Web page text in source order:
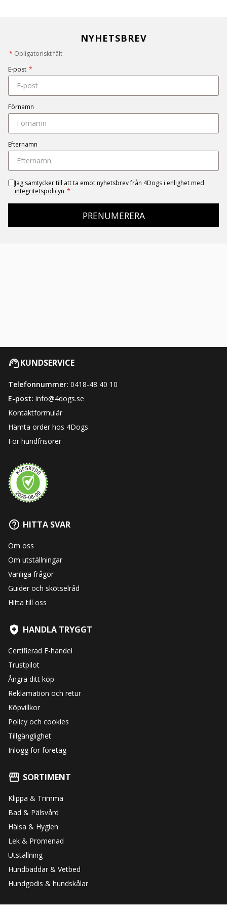
NYHETSBREV
* Obligatoriskt fält
E-post *
Förnamn
Efternamn
Jag samtycker till att ta emot nyhetsbrev från 4Dogs i enlighet med
integritetspolicyn *
PRENUMERERA
KUNDSERVICE
Telefonnummer: 0418-48 40 10
E-post: info@4dogs.se
Kontaktformulär
Hämta order hos 4Dogs
För hundfrisörer
HITTA SVAR
Om oss
Om utställningar
Vanliga frågor
Guider och skötselråd
Hitta till oss
HANDLA TRYGGT
Certifierad E-handel
Trustpilot
Ångra ditt köp
Reklamation och retur
Köpvillkor
Policy och cookies
Tillgänglighet
Inlogg för företag
SORTIMENT
Klippa & Trimma
Bad & Pälsvård
Hälsa & Hygien
Lek & Promenad
Utställning
Hundbäddar & Vetbed
Hundgodis & hundskålar